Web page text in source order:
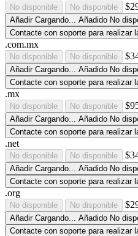
No disponible No disponible
Añadir Cargando... Añadido No
Contacte con soporte para realizar
.com.mx
No disponible No disponible
Añadir Cargando... Añadido No
Contacte con soporte para realizar
.mx
No disponible No disponible
Añadir Cargando... Añadido No
Contacte con soporte para realizar
.net
No disponible No disponible
Añadir Cargando... Añadido No
Contacte con soporte para realizar
.org
No disponible No disponible
Añadir Cargando... Añadido No
Contacte con soporte para realizar